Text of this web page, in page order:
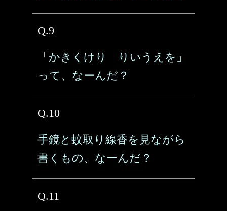
Q.9
「かきくけり りいうえを」
って、なーんだ？
Q.10
手鏡と蚊取り線香を見ながら
書くもの、なーんだ？
Q.11